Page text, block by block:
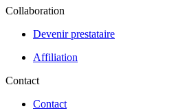
Collaboration
Devenir prestataire
Affiliation
Contact
Contact